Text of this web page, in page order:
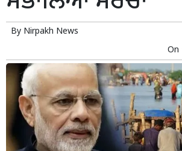
By Nirpakh News
On